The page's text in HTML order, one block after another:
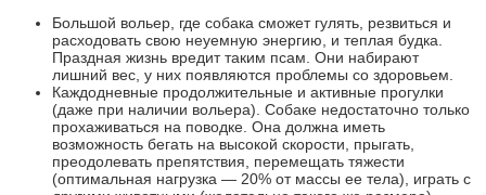
Большой вольер, где собака сможет гулять, резвиться и
расходовать свою неуемную энергию, и теплая будка.
Праздная жизнь вредит таким псам. Они набирают
лишний вес, у них появляются проблемы со здоровьем.
Каждодневные продолжительные и активные прогулки
(даже при наличии вольера). Собаке недостаточно только
прохаживаться на поводке. Она должна иметь
возможность бегать на высокой скорости, прыгать,
преодолевать препятствия, перемещать тяжести
(оптимальная нагрузка — 20% от массы ее тела), играть с